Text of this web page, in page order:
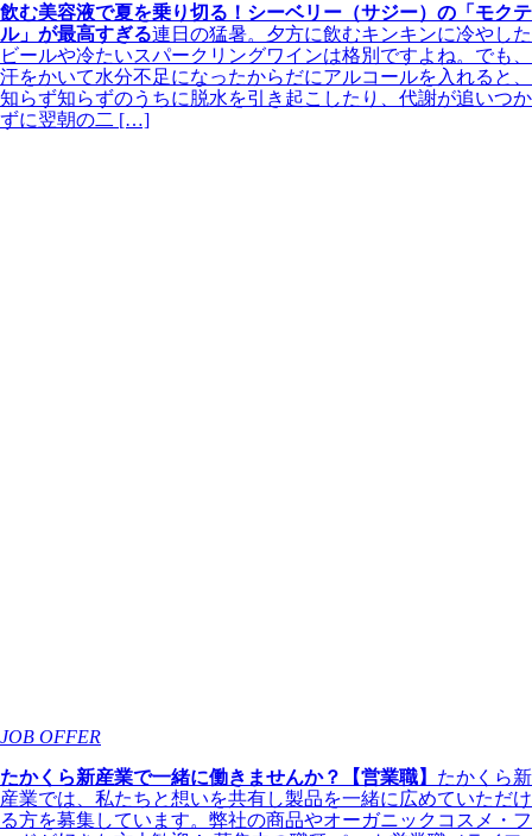
飲む美容液で夏を乗り切る！シーベリー（サジー）の「モクテ
ル」が最高すぎる連日の猛暑。夕方に飲むキンキンに冷やした
ビールや冷たいスパークリングワインは格別ですよね。でも、
汗をかいて水分不足になったからだにアルコールを入れると、
知らず知らずのうちに脱水を引き起こしたり、代謝が追いつか
ずに翌朝の二 […]
JOB OFFER
たかくら新産業で一緒に働きませんか？【営業職】 たかくら新
産業では、私たちと想いを共有し製品を一緒に広めていただけ
る方を募集しています。弊社の商品やオーガニックコスメ・フ